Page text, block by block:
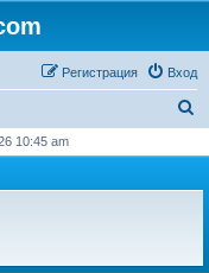
Вход
Регистрация
с
10:45 am